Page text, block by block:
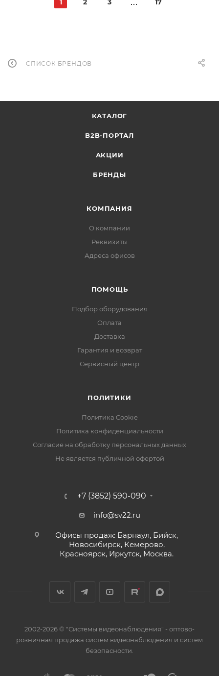
СПИСОК БРЕНДОВ
КАТАЛОГ
B2B-ПОРТАЛ
АКЦИИ
БРЕНДЫ
КОМПАНИЯ
О компании
Реквизиты
Адреса офисов
ПОМОЩЬ
Подбор оборудования
Оплата
Доставка
Гарантия и возврат
Сервисный центр
ПОЛИТИКИ
Политика Cookie
Политика конфиденциальности
Согласие на обработку персональных данных
Не является публичной офертой
+7 (3852) 590-090
info@sv22.ru
Офисы продаж: Барнаул, Бийск,
Новосибирск, Кемерово,
Красноярск, Иркутск, Москва.
2002-2026 © "Системы видеонаблюдения" - оптово-
розничная продажа систем видеонаблюдения и систем
безопасности.